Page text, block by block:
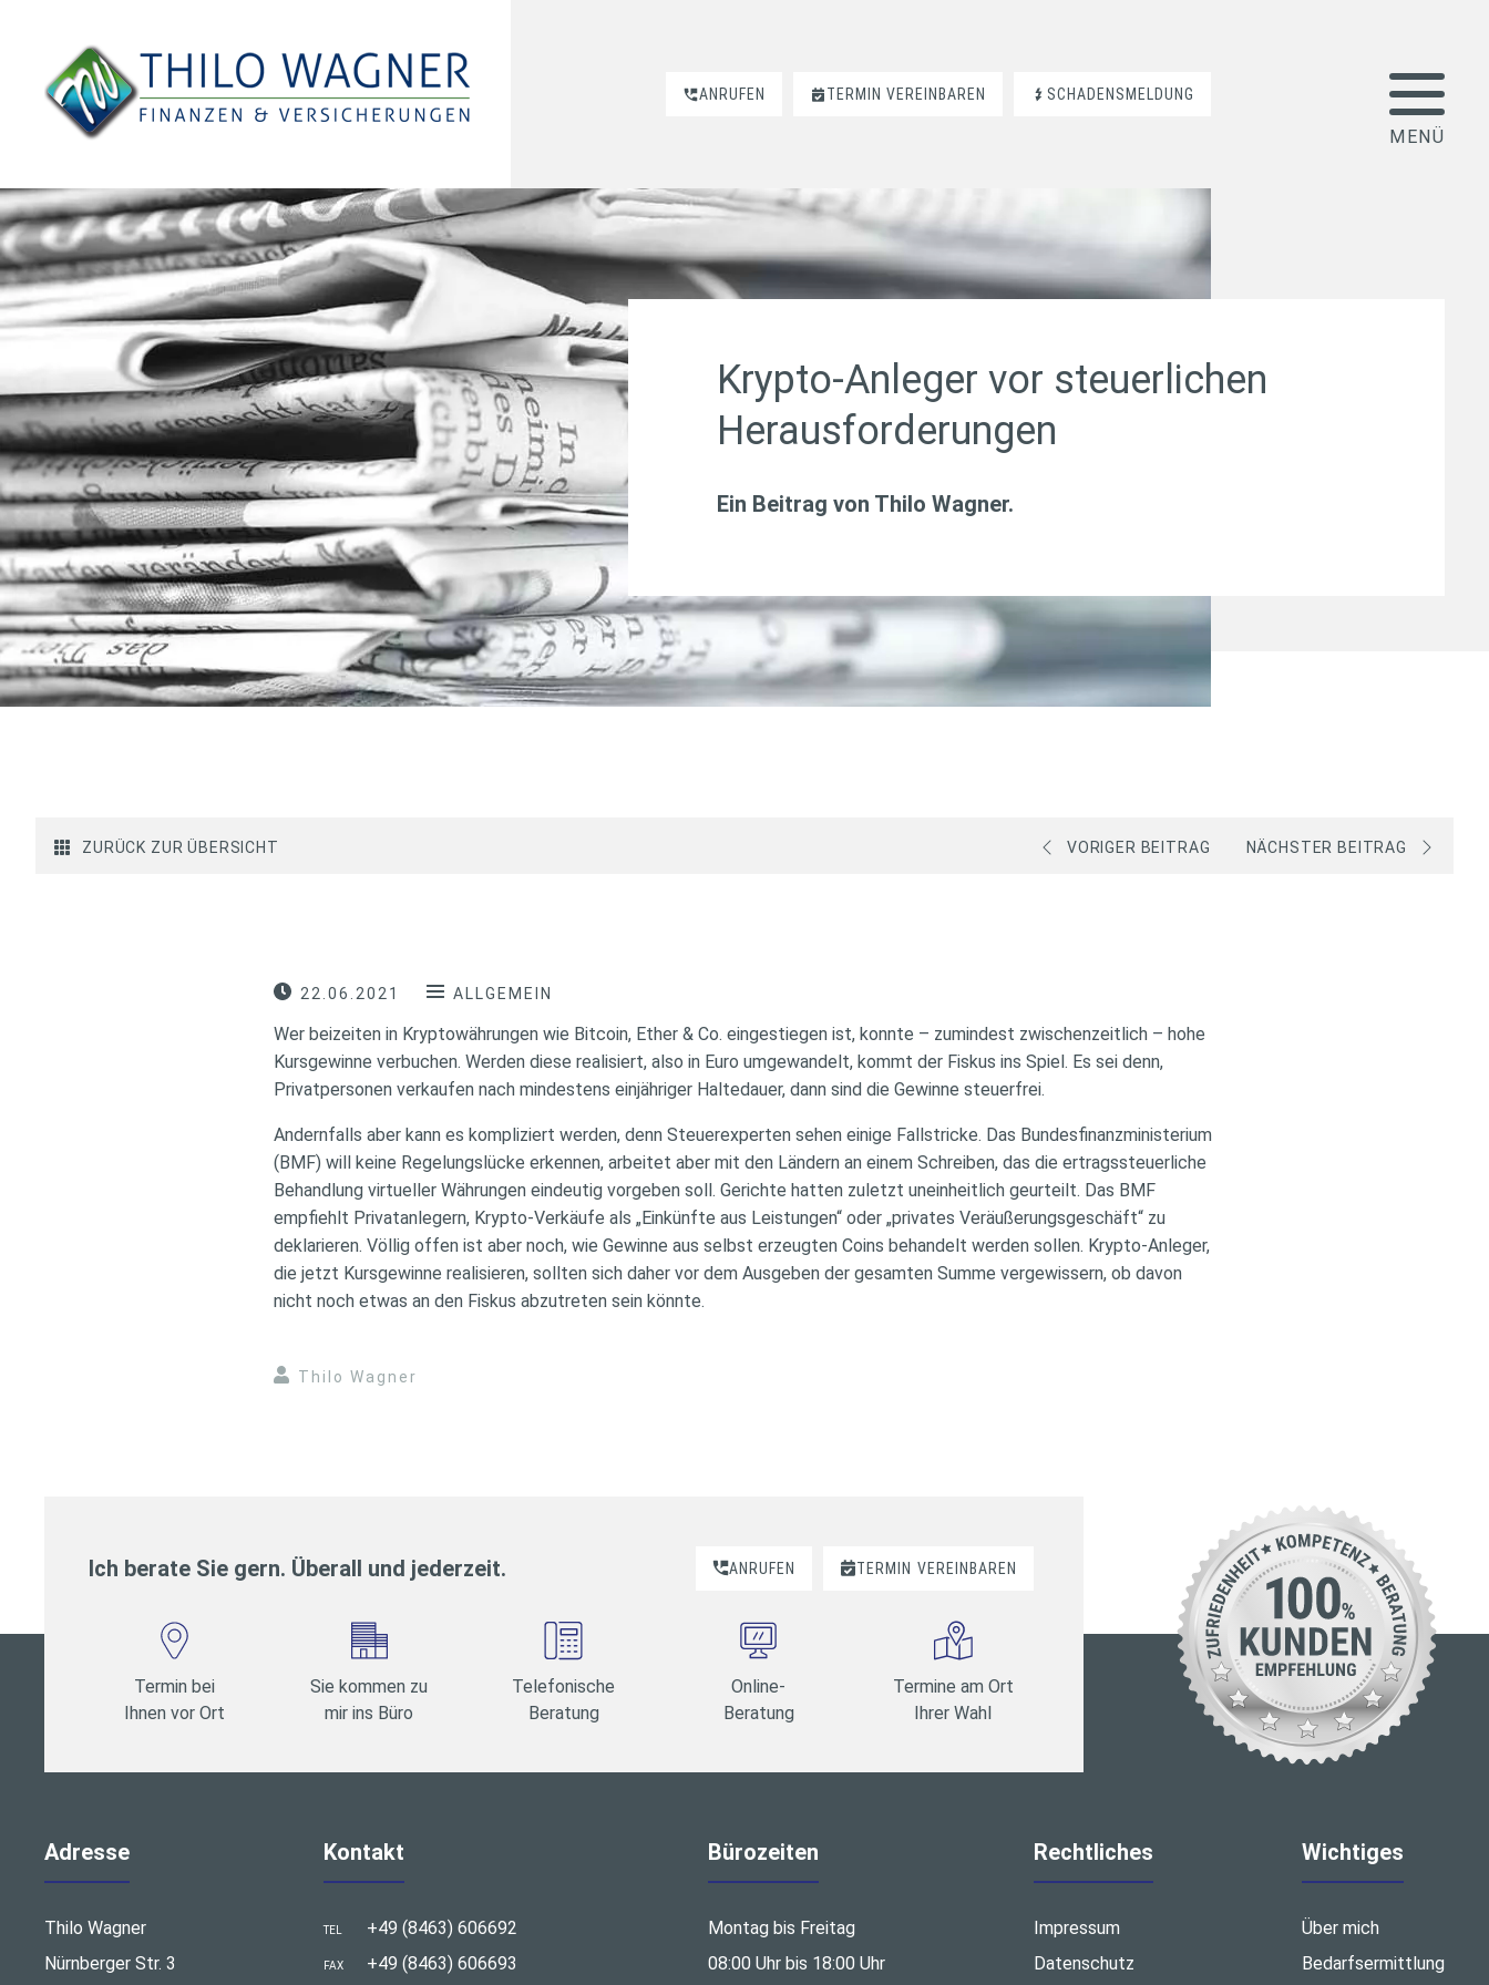
ANRUFEN TERMIN VEREINBAREN SCHADENSMELDUNG
Krypto-Anleger vor steuerlichen
Herausforderungen
Ein Beitrag von Thilo Wagner.
ZURÜCK ZUR ÜBERSICHT VORIGER BEITRAG NÄCHSTER BEITRAG
22.06.2021 ALLGEMEIN
Wer beizeiten in Kryptowährungen wie Bitcoin, Ether & Co. eingestiegen ist, konnte – zumindest zwischenzeitlich – hohe
Kursgewinne verbuchen. Werden diese realisiert, also in Euro umgewandelt, kommt der Fiskus ins Spiel. Es sei denn,
Privatpersonen verkaufen nach mindestens einjähriger Haltedauer, dann sind die Gewinne steuerfrei.
Andernfalls aber kann es kompliziert werden, denn Steuerexperten sehen einige Fallstricke. Das Bundesfinanzministerium
(BMF) will keine Regelungslücke erkennen, arbeitet aber mit den Ländern an einem Schreiben, das die ertragssteuerliche
Behandlung virtueller Währungen eindeutig vorgeben soll. Gerichte hatten zuletzt uneinheitlich geurteilt. Das BMF
empfiehlt Privatanlegern, Krypto-Verkäufe als „Einkünfte aus Leistungen“ oder „privates Veräußerungsgeschäft“ zu
deklarieren. Völlig offen ist aber noch, wie Gewinne aus selbst erzeugten Coins behandelt werden sollen. Krypto-Anleger,
die jetzt Kursgewinne realisieren, sollten sich daher vor dem Ausgeben der gesamten Summe vergewissern, ob davon
nicht noch etwas an den Fiskus abzutreten sein könnte.
Thilo Wagner
Ich berate Sie gern. Überall und jederzeit. ANRUFEN TERMIN VEREINBAREN
Termin bei
Ihnen vor Ort
Sie kommen zu
mir ins Büro
Telefonische
Beratung
Online-
Beratung
Termine am Ort
Ihrer Wahl
Adresse
Thilo Wagner
Nürnberger Str. 3
Kontakt
TEL +49 (8463) 606692
FAX +49 (8463) 606693
Bürozeiten
Montag bis Freitag
08:00 Uhr bis 18:00 Uhr
Rechtliches
Impressum
Datenschutz
Wichtiges
Über mich
Bedarfsermittlung